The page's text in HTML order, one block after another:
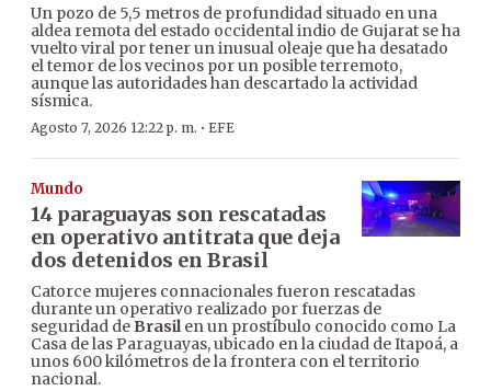
Un pozo de 5,5 metros de profundidad situado en una
aldea remota del estado occidental indio de Gujarat se ha
vuelto viral por tener un inusual oleaje que ha desatado
el temor de los vecinos por un posible terremoto,
aunque las autoridades han descartado la actividad
sísmica.
Agosto 7, 2026 12:22 p. m. · EFE
Mundo
14 paraguayas son rescatadas
en operativo antitrata que deja
dos detenidos en Brasil
Catorce mujeres connacionales fueron rescatadas
durante un operativo realizado por fuerzas de
seguridad de Brasilen un prostíbulo conocido como La
Casa de las Paraguayas, ubicado en la ciudad de Itapoá, a
unos 600 kilómetros de la frontera con el territorio
nacional.